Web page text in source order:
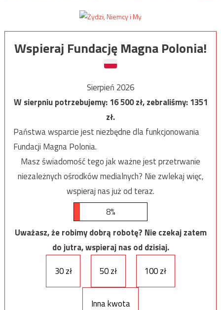
Wspieraj Fundację Magna Polonia!
Sierpień 2026
W sierpniu potrzebujemy:16 500zł, zebraliśmy:1351
zł.
Państwa wsparcie jest niezbędne dla funkcjonowania
Fundacji Magna Polonia.
Masz świadomość tego jak ważne jest przetrwanie
niezależnych ośrodków medialnych? Nie zwlekaj więc,
wspieraj nas już od teraz.
8%
Uważasz, że robimy dobrą robotę? Nie czekaj zatem
do jutra, wspieraj nas od dzisiaj.
30 zł
50 zł 100 zł
Inna kwota